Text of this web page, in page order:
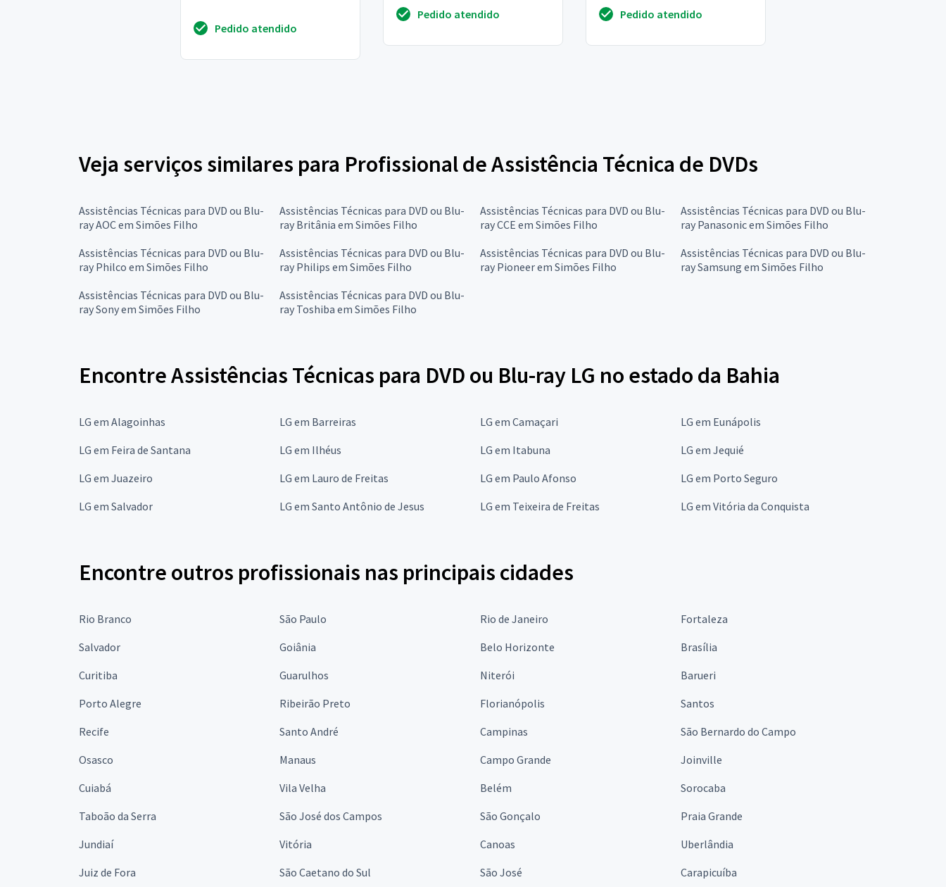
Pedido atendido
Pedido atendido
agradeço ****26 tel:
Pedido atendido
Veja serviços similares para Profissional de Assistência Técnica de DVDs
Assistências Técnicas para DVD ou Blu-
ray AOC em Simões Filho
Assistências Técnicas para DVD ou Blu-
ray Britânia em Simões Filho
Assistências Técnicas para DVD ou Blu-
ray CCE em Simões Filho
Assistências Técnicas para DVD ou Blu-
ray Panasonic em Simões Filho
Assistências Técnicas para DVD ou Blu-
ray Philco em Simões Filho
Assistências Técnicas para DVD ou Blu-
ray Philips em Simões Filho
Assistências Técnicas para DVD ou Blu-
ray Pioneer em Simões Filho
Assistências Técnicas para DVD ou Blu-
ray Samsung em Simões Filho
Assistências Técnicas para DVD ou Blu-
ray Sony em Simões Filho
Assistências Técnicas para DVD ou Blu-
ray Toshiba em Simões Filho
Encontre Assistências Técnicas para DVD ou Blu-ray LG no estado da Bahia
LG em Alagoinhas LG em Barreiras LG em Camaçari
LG em Eunápolis
LG em Feira de Santana
LG em Ilhéus LG em Itabuna
LG em Jequié
LG em Juazeiro
LG em Lauro de Freitas LG em Paulo Afonso
LG em Porto Seguro
LG em Salvador
LG em Santo Antônio de Jesus LG em Teixeira de Freitas LG em Vitória da Conquista
Encontre outros profissionais nas principais cidades
Rio Branco São Paulo Rio de Janeiro
Fortaleza
Salvador
Goiânia Belo Horizonte
Brasília
Curitiba
Guarulhos Niterói
Barueri
Porto Alegre
Ribeirão Preto Florianópolis
Santos
Recife
Santo André Campinas
São Bernardo do Campo
Osasco
Manaus Campo Grande
Joinville
Cuiabá
Vila Velha Belém
Sorocaba
Taboão da Serra
São José dos Campos São Gonçalo
Praia Grande
Jundiaí
Vitória Canoas
Uberlândia
Juiz de Fora
São Caetano do Sul São José Carapicuíba